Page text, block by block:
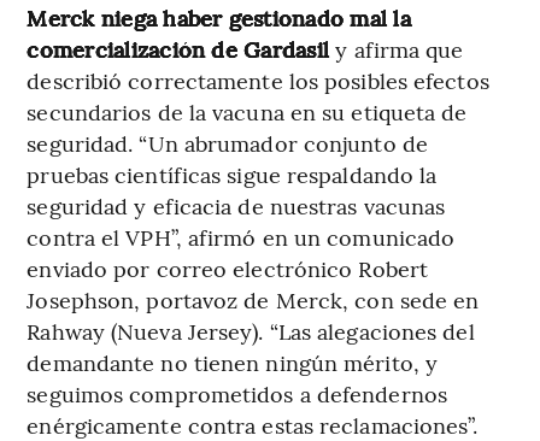
Merck niega haber gestionado mal la
comercialización de Gardasily afirma que
describió correctamente los posibles efectos
secundarios de la vacuna en su etiqueta de
seguridad. “Un abrumador conjunto de
pruebas científicas sigue respaldando la
seguridad y eficacia de nuestras vacunas
contra el VPH”, afirmó en un comunicado
enviado por correo electrónico Robert
Josephson, portavoz de Merck, con sede en
Rahway (Nueva Jersey). “Las alegaciones del
demandante no tienen ningún mérito, y
seguimos comprometidos a defendernos
enérgicamente contra estas reclamaciones”.